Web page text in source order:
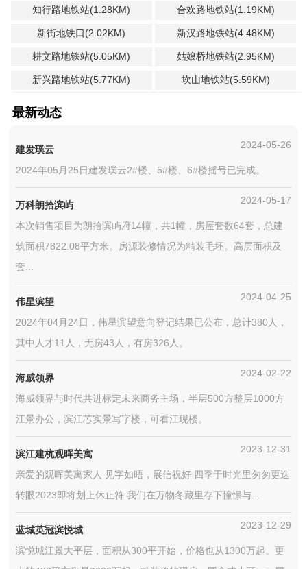
知行路地铁站(1.28KM) 合欢路地铁站(1.19KM)
新街地铁口(2.02KM) 新汉路地铁站(4.48KM)
耕文路地铁站(5.05KM) 姑娘桥地铁站(2.95KM)
新兴路地铁站(5.77KM) 坎山地铁站(5.59KM)
最新动态
建发璞云 2024-05-26
2024年05月25日建发璞云2#楼、5#楼、6#楼摇号已完成。
万科朗拾滨屿 2024-05-17
本次销售项目为朗拾滨屿府14幢，共1幢，房屋套数64套，总建
筑面积7822.08平方米。房源装修情况为精装毛坯。高层面积及
套...
伟星滨望 2024-04-25
2024年04月24日，伟星滨望意向登记结果已公布，总计380人，
其中人才11人，无房43人，有房326人。
海威领界 2024-02-22
海威领界与时代共进标定未来商务主场，半层500方整层1000方
江景办公，滨江芯实景写字楼，可看江现楼。
滨江建杭观晖美寓 2023-12-31
亲爱的观晖美寓家人 见字如晤，展信祝好 四季于时光里匆匆更迭
转眼2023即将划上休止符 我们在万物冬藏里存下憧憬与...
蓝城英冠滨悦城 2023-12-29
滨悦城江景大平层，面积从300平开始，价格也从1300万起。更